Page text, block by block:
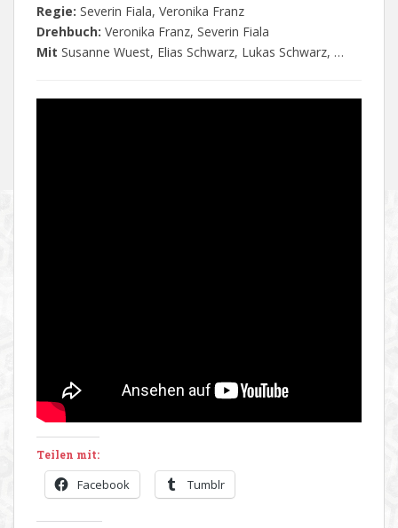
Regie: Severin Fiala, Veronika Franz
Drehbuch: Veronika Franz, Severin Fiala
Mit Susanne Wuest, Elias Schwarz, Lukas Schwarz, …
Teilen mit:
Facebook Tumblr